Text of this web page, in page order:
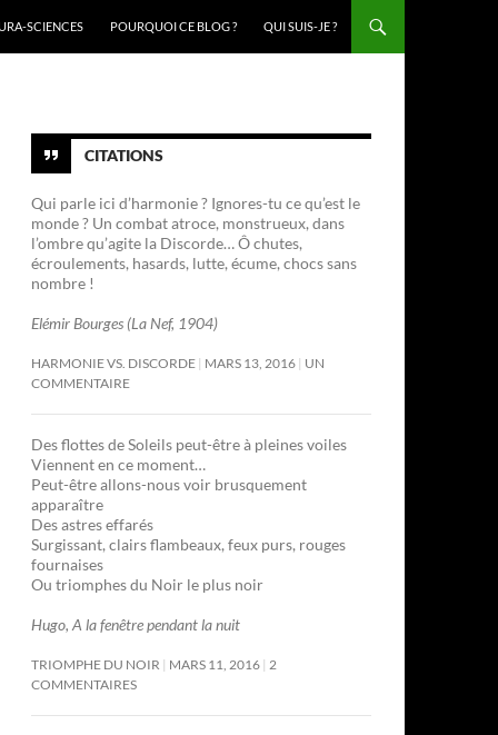
SCIENCES
POURQUOI CE BLOG ? QUI SUIS-JE ?
CITATIONS
Qui parle ici d’harmonie ? Ignores-tu ce qu’est le
monde ? Un combat atroce, monstrueux, dans
l’ombre qu’agite la Discorde… Ô chutes,
écroulements, hasards, lutte, écume, chocs sans
nombre !
Elémir Bourges (La Nef, 1904)
HARMONIE VS. DISCORDE MARS 13, 2016 UN
COMMENTAIRE
Des flottes de Soleils peut-être à pleines voiles
Viennent en ce moment…
Peut-être allons-nous voir brusquement
apparaître
Des astres effarés
Surgissant, clairs flambeaux, feux purs, rouges
fournaises
Ou triomphes du Noir le plus noir
Hugo, A la fenêtre pendant la nuit
TRIOMPHE DU NOIR MARS 11, 2016 2
COMMENTAIRES